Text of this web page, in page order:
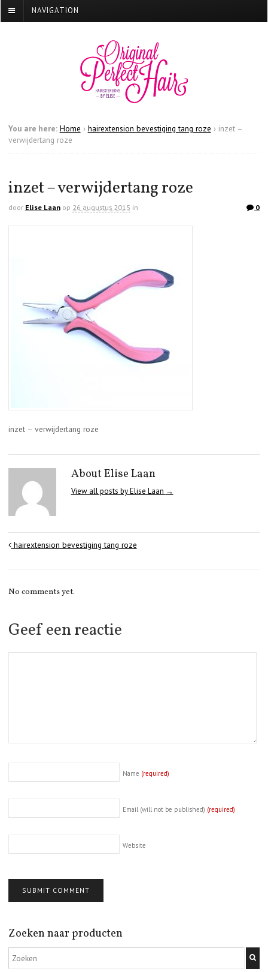
NAVIGATION
You are here: Home › hairextension bevestiging tang roze › inzet –
verwijdertang roze
inzet – verwijdertang roze
door Elise Laan op 26 augustus 2015 in 0
inzet – verwijdertang roze
About Elise Laan
View all posts by Elise Laan →
hairextension bevestiging tang roze
No comments yet.
Geef een reactie
Name (required)
Email (will not be published) (required)
Website
Zoeken naar producten